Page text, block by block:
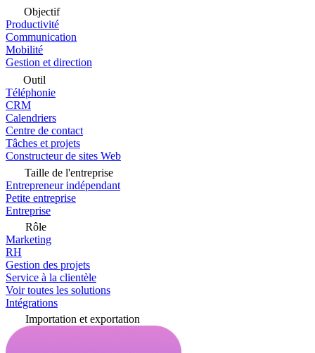
Objectif
Productivité
Communication
Mobilité
Gestion et direction
Outil
Téléphonie
CRM
Calendriers
Centre de contact
Tâches et projets
Constructeur de sites Web
Taille de l'entreprise
Entrepreneur indépendant
Petite entreprise
Entreprise
Rôle
Marketing
RH
Gestion des projets
Service à la clientèle
Voir toutes les solutions
Intégrations
Importation et exportation